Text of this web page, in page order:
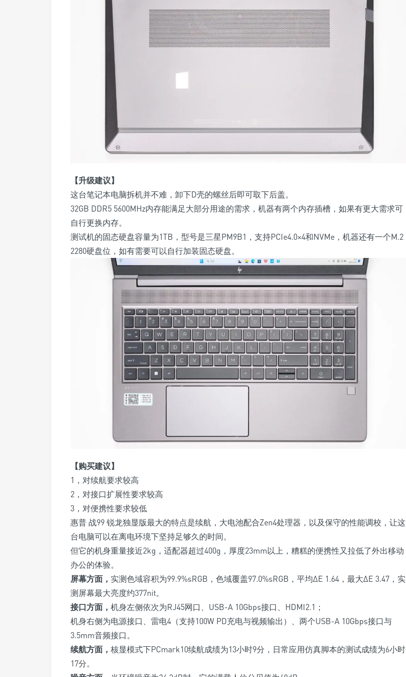
【升级建议】
这台笔记本电脑拆机并不难，卸下D壳的螺丝后即可取下后盖。
32GB DDR5 5600MHz内存能满足大部分用途的需求，机器有两个内存插槽，如果有更大需求可
自行更换内存。
测试机的固态硬盘容量为1TB，型号是三星PM9B1，支持PCIe4.0×4和NVMe，机器还有一个M.2
2280硬盘位，如有需要可以自行加装固态硬盘。
【购买建议】
1，对续航要求较高
2，对接口扩展性要求较高
3，对便携性要求较低
惠普 战99 锐龙独显版最大的特点是续航，大电池配合Zen4处理器，以及保守的性能调校，让这
台电脑可以在离电环境下坚持足够久的时间。
但它的机身重量接近2kg，适配器超过400g，厚度23mm以上，糟糕的便携性又拉低了外出移动
办公的体验。
屏幕方面， 实测色域容积为99.9%sRGB，色域覆盖97.0%sRGB，平均ΔE 1.64，最大ΔE 3.47，实
测屏幕最大亮度约377nit。
接口方面， 机身左侧依次为RJ45网口、USB-A 10Gbps接口、HDMI2.1；
机身右侧为电源接口、雷电4 （支持100W PD充电与视频输出）
、两个USB-A 10Gbps接口与
3.5mm音频接口。
续航方面， 核显模式下PCmark10续航成绩为13小时9分，日常应用仿真脚本的测试成绩为6小时
17分。